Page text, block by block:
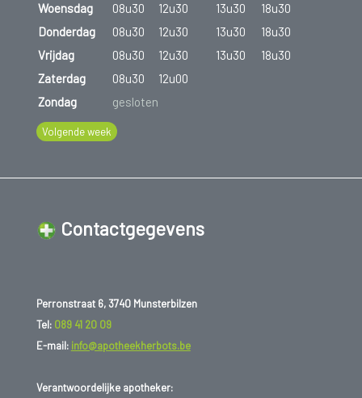
Woensdag
08u30 12u30 13u30
18u30
Donderdag
08u30 12u30 13u30
18u30
Vrijdag
08u30 12u30 13u30
18u30
Zaterdag
08u30
12u00
Zondag
gesloten
Volgende week
Contactgegevens
Perronstraat 6, 3740 Munsterbilzen
Tel: 089 41 20 09
E-mail: info@apotheekherbots.be
Verantwoordelijke apotheker: